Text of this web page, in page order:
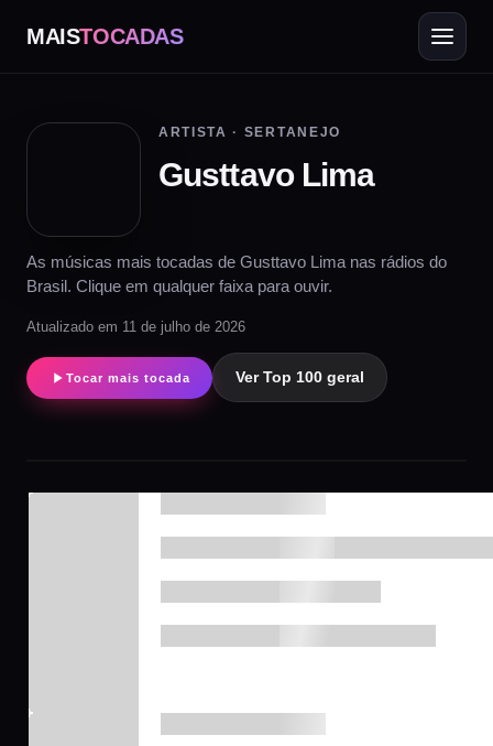
MAISTOCADAS
ARTISTA · SERTANEJO
Gusttavo Lima
As músicas mais tocadas de Gusttavo Lima nas rádios do
Brasil. Clique em qualquer faixa para ouvir.
Atualizado em 11 de julho de 2026
Tocar mais tocada Ver Top 100 geral